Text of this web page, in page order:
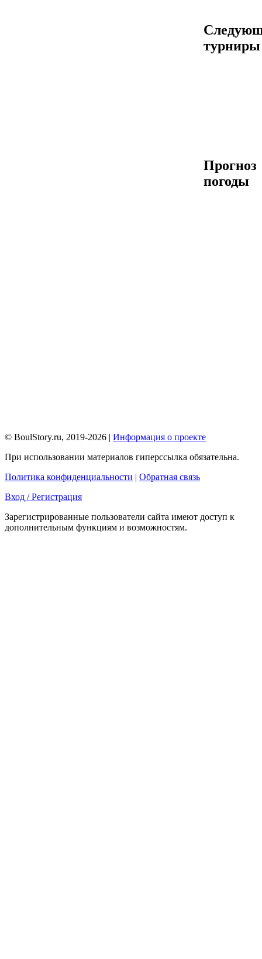
турниры
Прогноз
погоды
© BoulStory.ru, 2019-2026 | Информация о проекте
При использовании материалов гиперссылка обязательна.
Политика конфиденциальности | Обратная связь
Вход / Регистрация
Зарегистрированные пользователи сайта имеют доступ к
дополнительным функциям и возможностям.